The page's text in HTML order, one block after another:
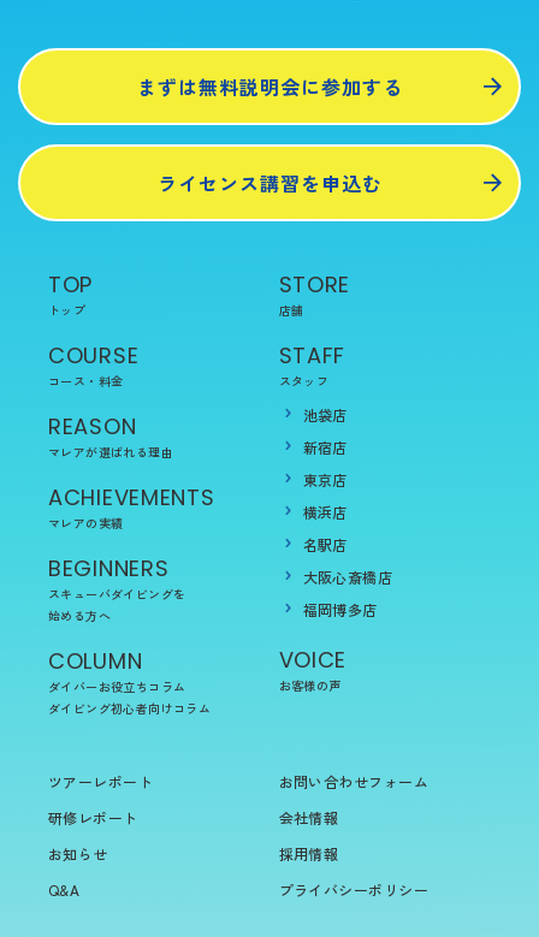
まずは無料説明会に参加する
ライセンス講習を申込む
TOP
トップ
COURSE
コース・料金
REASON
マレアが選ばれる理由
ACHIEVEMENTS
マレアの実績
BEGINNERS
スキューバダイビングを
始める方へ
COLUMN
ダイバーお役立ちコラム
ダイビング初心者向けコラム
STORE
店舗
STAFF
スタッフ
池袋店
新宿店
東京店
横浜店
名駅店
大阪心斎橋店
福岡博多店
VOICE
お客様の声
ツアーレポート
研修レポート
お知らせ
Q&A
お問い合わせフォーム
会社情報
採用情報
プライバシーポリシー